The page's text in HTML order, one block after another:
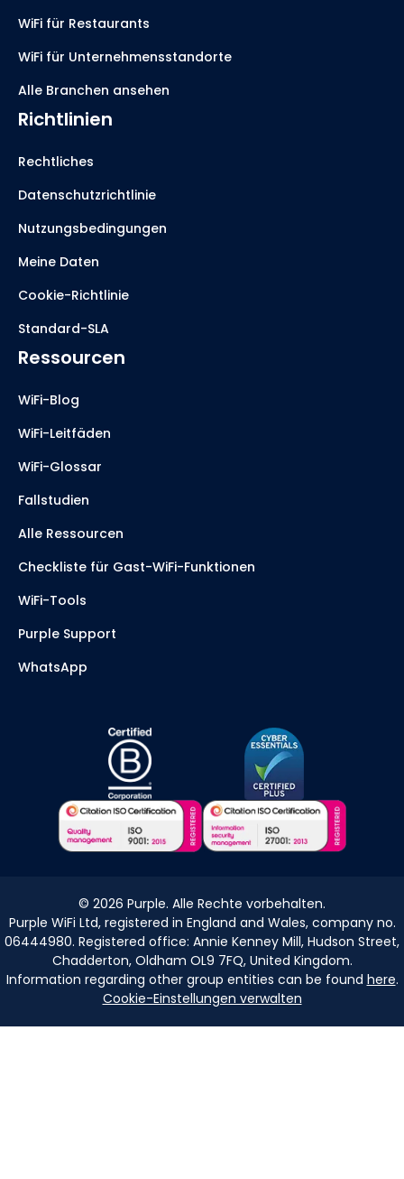
WiFi für Restaurants
WiFi für Unternehmensstandorte
Alle Branchen ansehen
Richtlinien
Rechtliches
Datenschutzrichtlinie
Nutzungsbedingungen
Meine Daten
Cookie-Richtlinie
Standard-SLA
Ressourcen
WiFi-Blog
WiFi-Leitfäden
WiFi-Glossar
Fallstudien
Alle Ressourcen
Checkliste für Gast-WiFi-Funktionen
WiFi-Tools
Purple Support
WhatsApp
© 2026 Purple. Alle Rechte vorbehalten.
Purple WiFi Ltd, registered in England and Wales, company no.
06444980. Registered office: Annie Kenney Mill, Hudson Street,
Chadderton, Oldham OL9 7FQ, United Kingdom.
Information regarding other group entities can be found here.
Cookie-Einstellungen verwalten